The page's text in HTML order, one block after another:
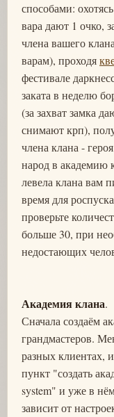
способами:
вара дают 1 очко,
члена вашего
варам), проходя
фестивале
заката в неделю
(за захват замка
снимают крп),
члена клана -
народ в академию
левела клана вам
время для
проверьте
больше 30, при
недостающих
Академия клана.
Сначала создаём
грандмастеров.
разных клиентах,
пункт "создать
system" и уже в
зависит от